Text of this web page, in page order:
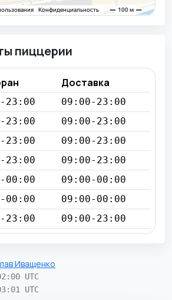
пиццерии
Доставка
23:00 09:00-23:00
23:00 09:00-23:00
23:00 09:00-23:00
23:00 09:00-23:00
00:00 09:00-00:00
00:00 09:00-00:00
23:00 09:00-23:00
Иващенко
UTC
UTC